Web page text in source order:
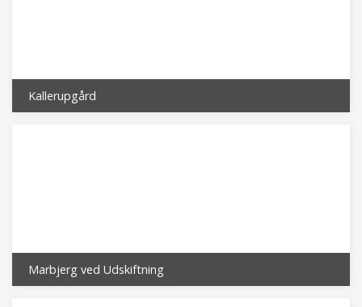
Kallerupgård
Marbjerg ved Udskiftning